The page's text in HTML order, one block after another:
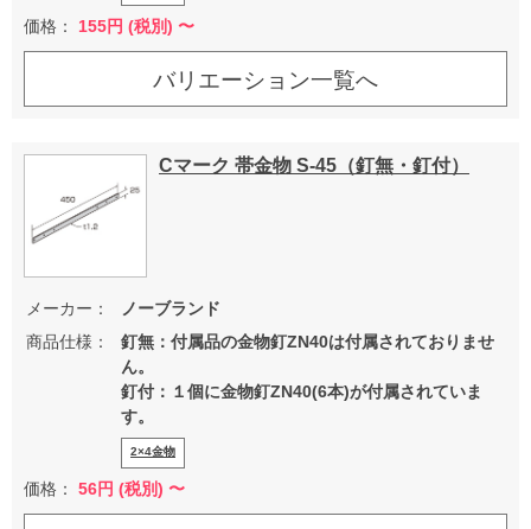
価格： 155円 (税別) 〜
バリエーション一覧へ
Cマーク 帯金物 S-45（釘無・釘付）
メーカー：
ノーブランド
商品仕様：
釘無：付属品の金物釘ZN40は付属されておりませ
ん。
釘付：１個に金物釘ZN40(6本)が付属されていま
す。
2×4金物
価格： 56円 (税別) 〜